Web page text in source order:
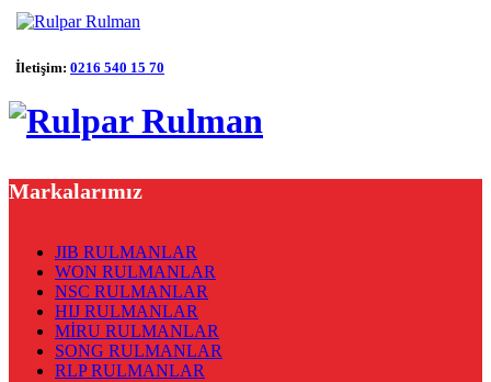
İletişim: 0216 540 15 70
Markalarımız
JIB RULMANLAR
WON RULMANLAR
NSC RULMANLAR
HIJ RULMANLAR
MİRU RULMANLAR
SONG RULMANLAR
RLP RULMANLAR